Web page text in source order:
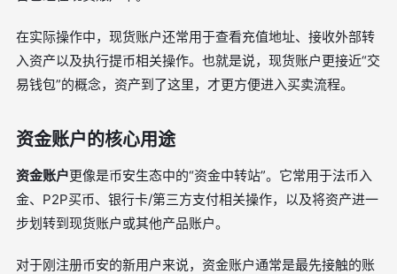
在实际操作中，现货账户还常用于查看充值地址、接收外部转
入资产以及执行提币相关操作。也就是说，现货账户更接近“交
易钱包”的概念，资产到了这里，才更方便进入买卖流程。
资金账户的核心用途
资金账户更像是币安生态中的“资金中转站”。它常用于法币入
金、P2P买币、银行卡/第三方支付相关操作，以及将资产进一
步划转到现货账户或其他产品账户。
对于刚注册币安的新用户来说，资金账户通常是最先接触的账